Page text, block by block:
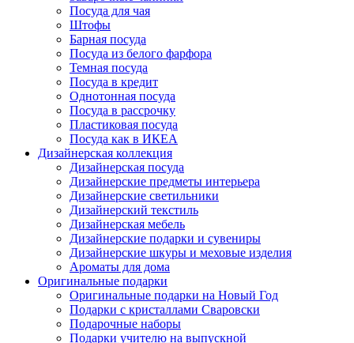
Посуда для чая
Штофы
Барная посуда
Посуда из белого фарфора
Темная посуда
Посуда в кредит
Однотонная посуда
Посуда в рассрочку
Пластиковая посуда
Посуда как в ИКЕА
Дизайнерская коллекция
Дизайнерская посуда
Дизайнерские предметы интерьера
Дизайнерские светильники
Дизайнерский текстиль
Дизайнерская мебель
Дизайнерские подарки и сувениры
Дизайнерские шкуры и меховые изделия
Ароматы для дома
Оригинальные подарки
Оригинальные подарки на Новый Год
Подарки с кристаллами Сваровски
Подарочные наборы
Подарки учителю на выпускной